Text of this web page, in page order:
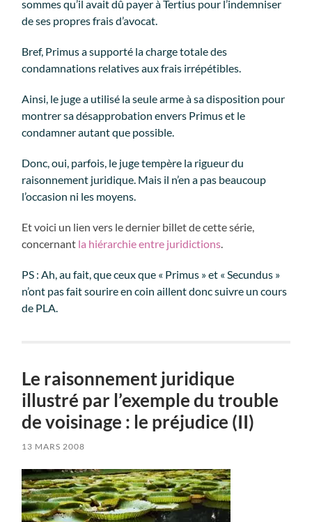
sommes qu’il avait dû payer à Tertius pour l’indemniser
de ses propres frais d’avocat.
Bref, Primus a supporté la charge totale des
condamnations relatives aux frais irrépétibles.
Ainsi, le juge a utilisé la seule arme à sa disposition pour
montrer sa désapprobation envers Primus et le
condamner autant que possible.
Donc, oui, parfois, le juge tempère la rigueur du
raisonnement juridique. Mais il n’en a pas beaucoup
l’occasion ni les moyens.
Et voici un lien vers le dernier billet de cette série,
concernant la hiérarchie entre juridictions.
PS : Ah, au fait, que ceux que « Primus » et « Secundus »
n’ont pas fait sourire en coin aillent donc suivre un cours
de PLA.
Le raisonnement juridique
illustré par l’exemple du trouble
de voisinage : le préjudice (II)
13 MARS 2008